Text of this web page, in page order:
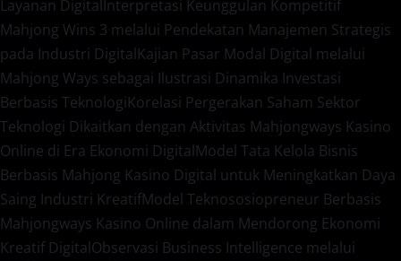
Layanan DigitalInterpretasi Keunggulan Kompetitif
Mahjong Wins 3 melalui Pendekatan Manajemen Strategis
pada Industri DigitalKajian Pasar Modal Digital melalui
Mahjong Ways sebagai Ilustrasi Dinamika Investasi
Berbasis TeknologiKorelasi Pergerakan Saham Sektor
Teknologi Dikaitkan dengan Aktivitas Mahjongways Kasino
Online di Era Ekonomi DigitalModel Tata Kelola Bisnis
Berbasis Mahjong Kasino Digital untuk Meningkatkan Daya
Saing Industri KreatifModel Teknososiopreneur Berbasis
Mahjongways Kasino Online dalam Mendorong Ekonomi
Kreatif DigitalObservasi Business Intelligence melalui